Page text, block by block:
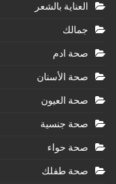
العناية بالشعر
جمالك
صحة ادم
صحة الأسنان
صحة العيون
صحة جنسية
صحة حواء
صحة طفلك